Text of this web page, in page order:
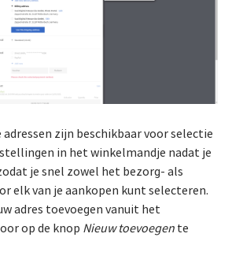
adressen zijn beschikbaar voor selectie
in het winkelmandje nadat je
je snel zowel het bezorg- als
elk van je aankopen kunt selecteren.
adres toevoegen vanuit het
op de knop Nieuw toevoegen te